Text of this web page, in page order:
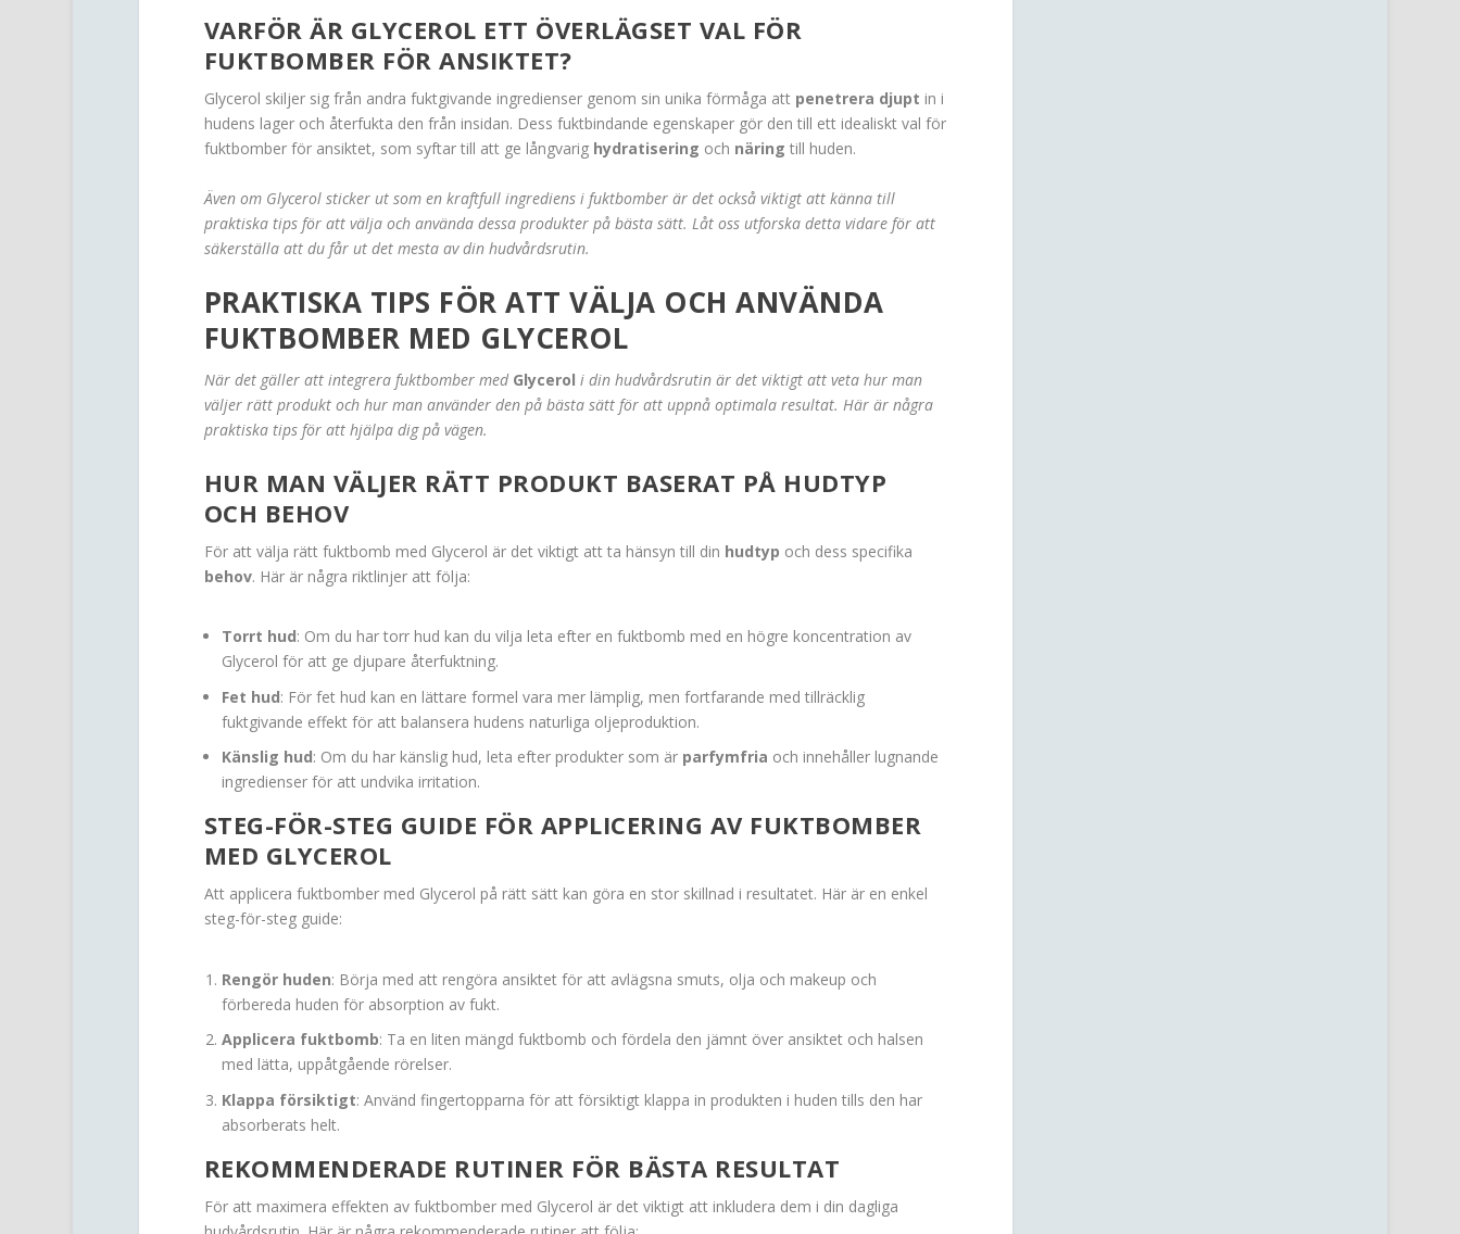
VARFÖR ÄR GLYCEROL ETT ÖVERLÄGSET VAL FÖR
FUKTBOMBER FÖR ANSIKTET?
Glycerol skiljer sig från andra fuktgivande ingredienser genom sin unika förmåga att penetrera djupt in i
hudens lager och återfukta den från insidan. Dess fuktbindande egenskaper gör den till ett idealiskt val för
fuktbomber för ansiktet, som syftar till att ge långvarig hydratisering och näring till huden.
Även om Glycerol sticker ut som en kraftfull ingrediens i fuktbomber är det också viktigt att känna till
praktiska tips för att välja och använda dessa produkter på bästa sätt. Låt oss utforska detta vidare för att
säkerställa att du får ut det mesta av din hudvårdsrutin.
PRAKTISKA TIPS FÖR ATT VÄLJA OCH ANVÄNDA
FUKTBOMBER MED GLYCEROL
När det gäller att integrera fuktbomber med Glycerol i din hudvårdsrutin är det viktigt att veta hur man
väljer rätt produkt och hur man använder den på bästa sätt för att uppnå optimala resultat. Här är några
praktiska tips för att hjälpa dig på vägen.
HUR MAN VÄLJER RÄTT PRODUKT BASERAT PÅ HUDTYP
OCH BEHOV
För att välja rätt fuktbomb med Glycerol är det viktigt att ta hänsyn till din hudtyp och dess specifika
behov. Här är några riktlinjer att följa:
Torrt hud: Om du har torr hud kan du vilja leta efter en fuktbomb med en högre koncentration av
Glycerol för att ge djupare återfuktning.
Fet hud: För fet hud kan en lättare formel vara mer lämplig, men fortfarande med tillräcklig
fuktgivande effekt för att balansera hudens naturliga oljeproduktion.
Känslig hud: Om du har känslig hud, leta efter produkter som är parfymfria och innehåller lugnande
ingredienser för att undvika irritation.
STEG-FÖR-STEG GUIDE FÖR APPLICERING AV FUKTBOMBER
MED GLYCEROL
Att applicera fuktbomber med Glycerol på rätt sätt kan göra en stor skillnad i resultatet. Här är en enkel
steg-för-steg guide:
Rengör huden: Börja med att rengöra ansiktet för att avlägsna smuts, olja och makeup och
förbereda huden för absorption av fukt.
Applicera fuktbomb: Ta en liten mängd fuktbomb och fördela den jämnt över ansiktet och halsen
med lätta, uppåtgående rörelser.
Klappa försiktigt: Använd fingertopparna för att försiktigt klappa in produkten i huden tills den har
absorberats helt.
REKOMMENDERADE RUTINER FÖR BÄSTA RESULTAT
För att maximera effekten av fuktbomber med Glycerol är det viktigt att inkludera dem i din dagliga